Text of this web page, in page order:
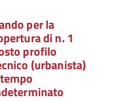
per la
di n. 1
profilo
(urbanista)